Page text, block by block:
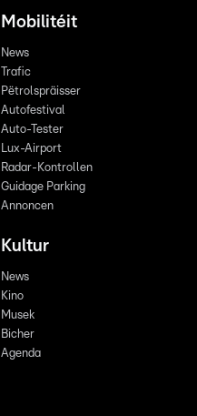
Mobilitéit
News
Trafic
Pëtrolspräisser
Autofestival
Auto-Tester
Lux-Airport
Radar-Kontrollen
Guidage Parking
Annoncen
Kultur
News
Kino
Musek
Bicher
Agenda